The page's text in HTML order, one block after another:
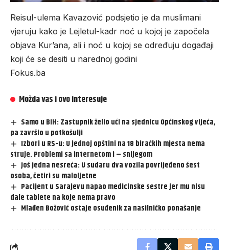
Reisul-ulema Kavazović podsjetio je da muslimani
vjeruju kako je Lejletul-kadr noć u kojoj je započela
objava Kur’ana, ali i noć u kojoj se određuju događaji
koji će se desiti u narednoj godini
Fokus.ba
Možda vas i ovo interesuje
Samo u BiH: Zastupnik želio ući na sjednicu Općinskog vijeća,
pa završio u potkošulji
Izbori u RS-u: U jednoj opštini na 18 biračkih mjesta nema
struje. Problemi sa internetom i – snijegom
Još jedna nesreća: U sudaru dva vozila povrijeđeno šest
osoba, četiri su maloljetne
Pacijent u Sarajevu napao medicinske sestre jer mu nisu
dale tablete na koje nema pravo
Mlađen Božović ostaje osuđenik za nasilničko ponašanje